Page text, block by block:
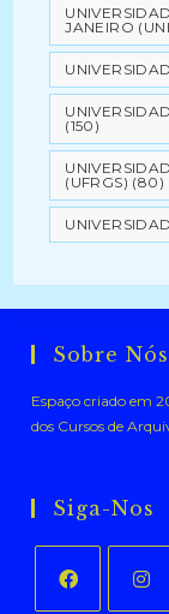
JANEIRO
(150)
(UFRGS) (80)
Sobre Nós
Espaço criado em
dos Cursos de
Siga-Nos